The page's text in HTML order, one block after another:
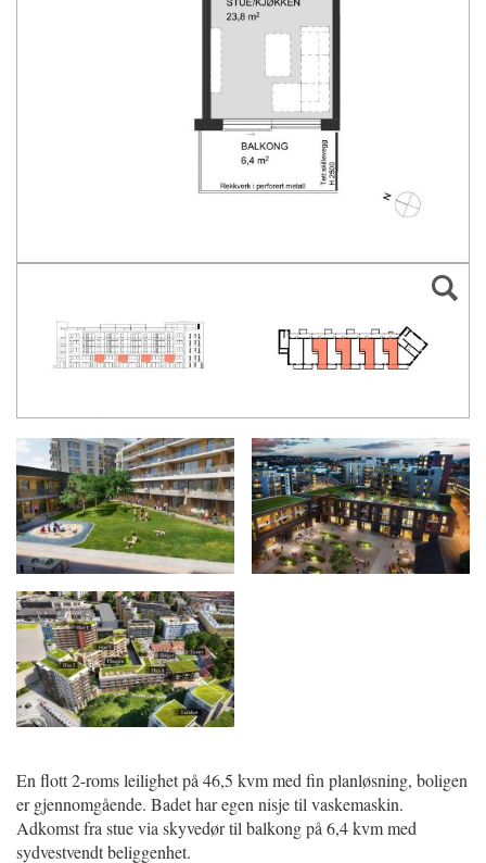
En flott 2-roms leilighet på 46,5 kvm med fin planløsning, boligen
er gjennomgående. Badet har egen nisje til vaskemaskin.
Adkomst fra stue via skyvedør til balkong på 6,4 kvm med
sydvestvendt beliggenhet.